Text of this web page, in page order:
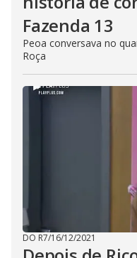
Fazenda 13
Peoa conversava no
Roça
DO R7/16/12/2021